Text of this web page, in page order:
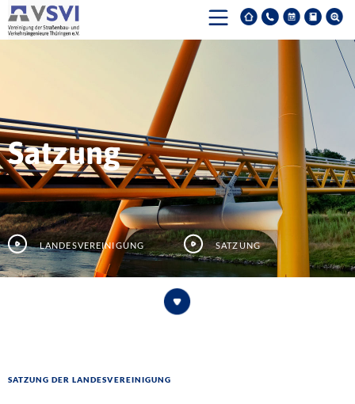
Satzung
Landesvereinigung Satzung
Satzung der Landesvereinigung